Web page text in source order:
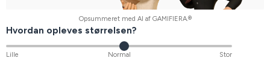
Opsummeret med AI af GAMIFIERA.®
Hvordan opleves størrelsen?
Lille Normal Stor